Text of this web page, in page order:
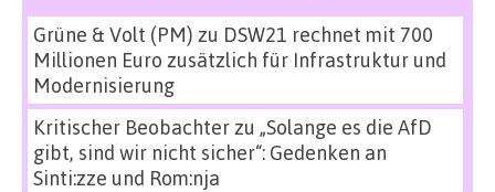
Grüne & Volt (PM) zu DSW21 rechnet mit 700
Millionen Euro zusätzlich für Infrastruktur und
Modernisierung
Kritischer Beobachterzu „Solange es die AfD
gibt, sind wir nicht sicher“: Gedenken an
Sinti:zze und Rom:nja